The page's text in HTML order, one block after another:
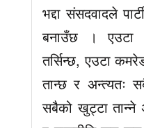
भद्दा संसदवादले
बनाउँछ । एउटा
तर्सिन्छ, एउटा
तान्छ र अन्त्यतः
सबैको खुट्टा तान्ने